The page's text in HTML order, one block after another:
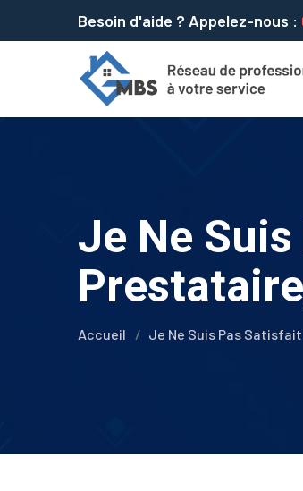
Besoin d'aide ? Appelez-nous :
Je Ne
Accueil Je Ne Suis Pas Satisfait